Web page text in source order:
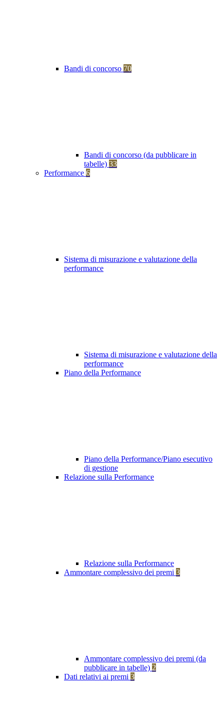
Bandi di concorso 70
Bandi di concorso (da pubblicare in
tabelle) 33
Performance 6
Sistema di misurazione e valutazione della
performance
Sistema di misurazione e valutazione della
performance
Piano della Performance
Piano della Performance/Piano esecutivo
di gestione
Relazione sulla Performance
Relazione sulla Performance
Ammontare complessivo dei premi 3
Ammontare complessivo dei premi (da
pubblicare in tabelle) 2
Dati relativi ai premi 3